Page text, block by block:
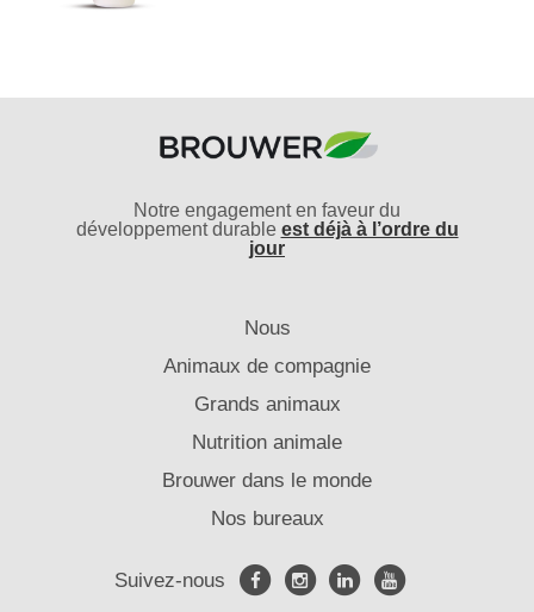
Notre engagement en faveur du
développement durable est déjà à l’ordre du
jour
Nous
Animaux de compagnie
Grands animaux
Nutrition animale
Brouwer dans le monde
Nos bureaux
Suivez-nous